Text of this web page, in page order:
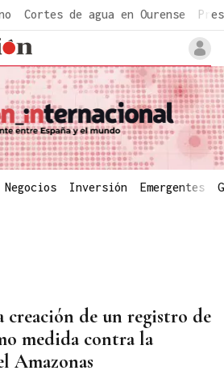
Cortes de agua en Ourense
Negocios Inversión Emergentes
creación de un registro de
medida contra la
Amazonas